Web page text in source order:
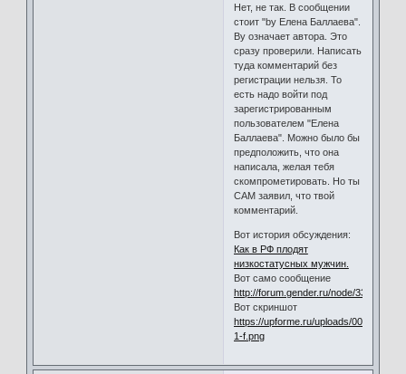
Нет, не так. В сообщении
стоит "by Елена Баллаева".
By означает автора. Это
сразу проверили. Написать
туда комментарий без
регистрации нельзя. То
есть надо войти под
зарегистрированным
пользователем "Елена
Баллаева". Можно было бы
предположить, что она
написала, желая тебя
скомпрометировать. Но ты
САМ заявил, что твой
комментарий.
Вот история обсуждения:
Как в РФ плодят
низкостатусных мужчин.
Вот само сообщение
http://forum.gender.ru/node/334
Вот скриншот
https://upforme.ru/uploads/0000/11/2c/
1-f.png